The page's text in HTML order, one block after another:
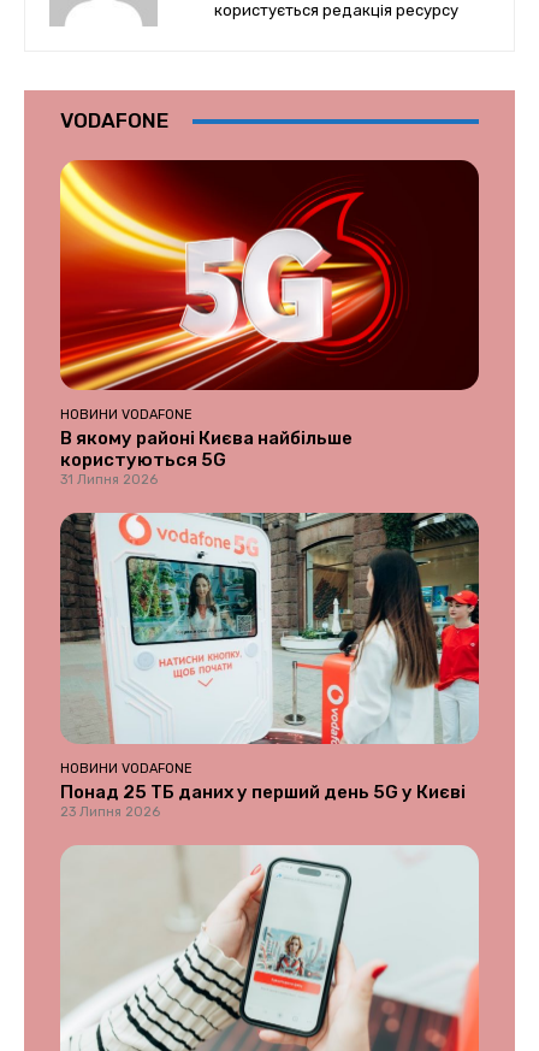
користується редакція ресурсу
VODAFONE
НОВИНИ VODAFONE
В якому районі Києва найбільше
користуються 5G
31 Липня 2026
НОВИНИ VODAFONE
Понад 25 ТБ даних у перший день 5G у Києві
23 Липня 2026